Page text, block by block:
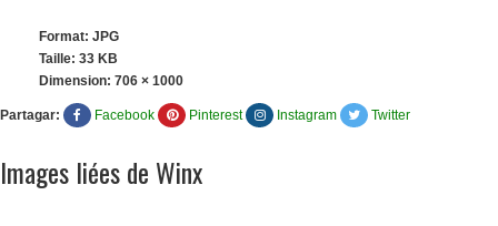
Format: JPG
Taille: 33 KB
Dimension: 706 × 1000
Partagar: Facebook Pinterest Instagram Twitter
Images liées de Winx